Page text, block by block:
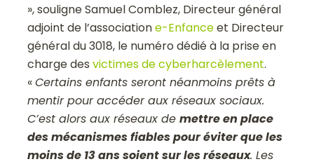
», souligne Samuel Comblez, Directeur général
adjoint de l’associatione-Enfanceet Directeur
général du 3018, le numéro dédié à la prise en
charge desvictimes de cyberharcèlement.
«Certains enfants seront néanmoins prêts à
mentir pour accéder aux réseaux sociaux.
C’est alors aux réseaux demettre en place
des mécanismes fiables pour éviter que les
moins de 13 ans soient sur les réseaux. Les